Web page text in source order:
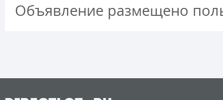
Объявление размещено